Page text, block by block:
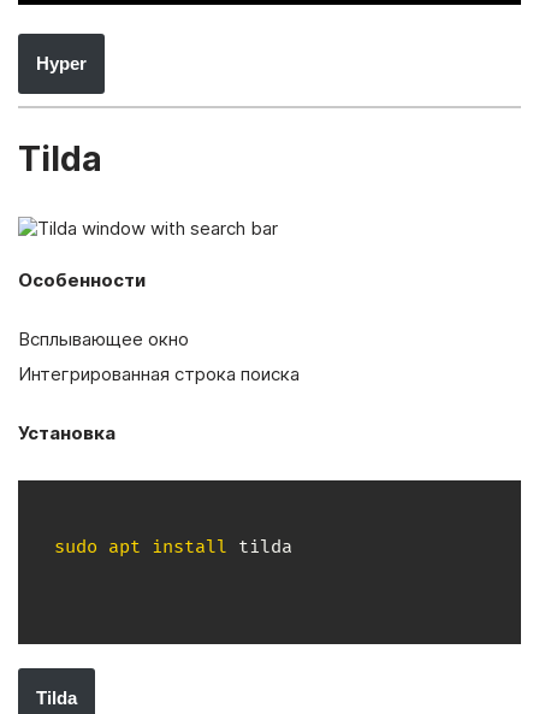
Hyper
Tilda
Особенности
Всплывающее окно
Интегрированная строка поиска
Установка
sudo apt install tilda
Tilda